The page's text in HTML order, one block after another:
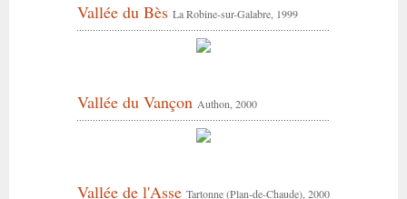
Vallée du Bès La Robine-sur-Galabre, 1999
Vallée du Vançon Authon, 2000
Vallée de l'Asse Tartonne (Plan-de-Chaude), 2000